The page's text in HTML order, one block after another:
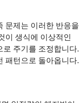
문제는 이러한 반응을
이 생식에 이상적인
주기를 조정합니다.
패턴으로 돌아옵니다.